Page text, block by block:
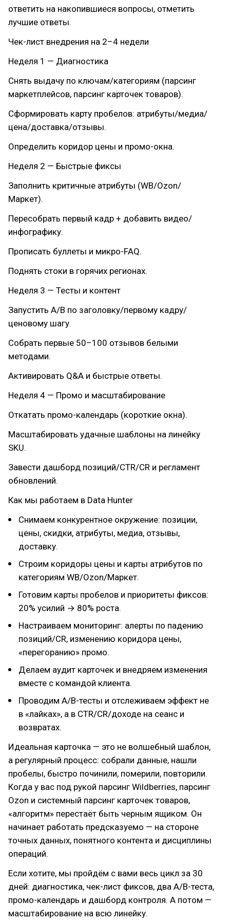
ответить на накопившиеся вопросы, отметить
лучшие ответы.
Чек-лист внедрения на 2–4 недели
Неделя 1 — Диагностика
Снять выдачу по ключам/категориям (парсинг
маркетплейсов, парсинг карточек товаров).
Сформировать карту пробелов: атрибуты/медиа/
цена/доставка/отзывы.
Определить коридор цены и промо-окна.
Неделя 2 — Быстрые фиксы
Заполнить критичные атрибуты (WB/Ozon/
Маркет).
Пересобрать первый кадр + добавить видео/
инфографику.
Прописать буллеты и микро-FAQ.
Поднять стоки в горячих регионах.
Неделя 3 — Тесты и контент
Запустить A/B по заголовку/первому кадру/
ценовому шагу.
Собрать первые 50–100 отзывов белыми
методами.
Активировать Q&A и быстрые ответы.
Неделя 4 — Промо и масштабирование
Откатать промо-календарь (короткие окна).
Масштабировать удачные шаблоны на линейку
SKU.
Завести дашборд позиций/CTR/CR и регламент
обновлений.
Как мы работаем в Data Hunter
Снимаем конкурентное окружение: позиции,
цены, скидки, атрибуты, медиа, отзывы,
доставку.
Строим коридоры цены и карты атрибутов по
категориям WB/Ozon/Маркет.
Готовим карты пробелов и приоритеты фиксов:
20% усилий → 80% роста.
Настраиваем мониторинг: алерты по падению
позиций/CR, изменению коридора цены,
«перегоранию» промо.
Делаем аудит карточек и внедряем изменения
вместе с командой клиента.
Проводим A/B-тесты и отслеживаем эффект не
в «лайках», а в CTR/CR/доходе на сеанс и
возвратах.
Идеальная карточка — это не волшебный шаблон,
а регулярный процесс: собрали данные, нашли
пробелы, быстро починили, померили, повторили.
Когда у вас под рукой парсинг Wildberries, парсинг
Ozon и системный парсинг карточек товаров,
«алгоритм» перестаёт быть черным ящиком. Он
начинает работать предсказуемо — на стороне
точных данных, понятного контента и дисциплины
операций.
Если хотите, мы пройдём с вами весь цикл за 30
дней: диагностика, чек-лист фиксов, два A/B-теста,
промо-календарь и дашборд контроля. А потом —
масштабирование на всю линейку.